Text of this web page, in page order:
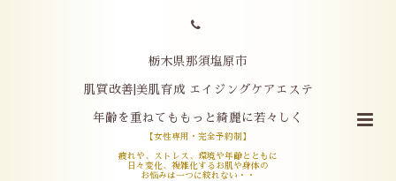
栃木県那須塩原市
肌質改善|美肌育成 エイジングケアエステ
年齢を重ねてももっと綺麗に若々しく
【女性専用・完全予約制】
疲れや、ストレス、環境や年齢とともに
日々変化、複雑化するお肌や身体の
お悩みは一つに絞れない・・